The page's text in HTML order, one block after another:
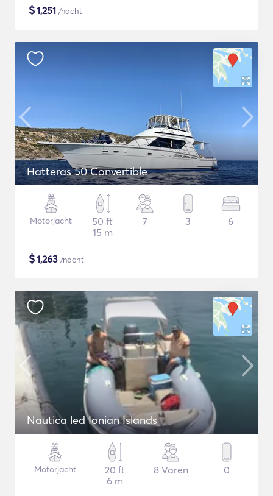
$1,251 /nacht
Hatteras 50 Convertible
Motorjacht
50 ft
15 m
7 3 6
$1,263 /nacht
Nautica led Ionian Islands
Motorjacht
20 ft
6 m
8 Varen 0